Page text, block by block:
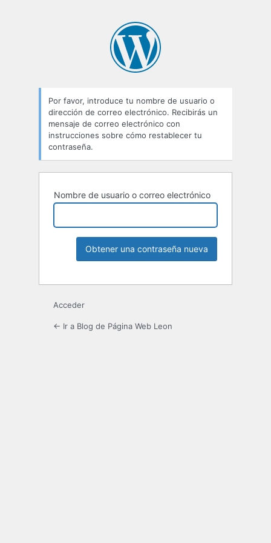
Por favor, introduce tu nombre de usuario o
dirección de correo electrónico. Recibirás un
mensaje de correo electrónico con
instrucciones sobre cómo restablecer tu
contraseña.
Nombre de usuario o correo electrónico
Acceder
← Ir a Blog de Página Web Leon